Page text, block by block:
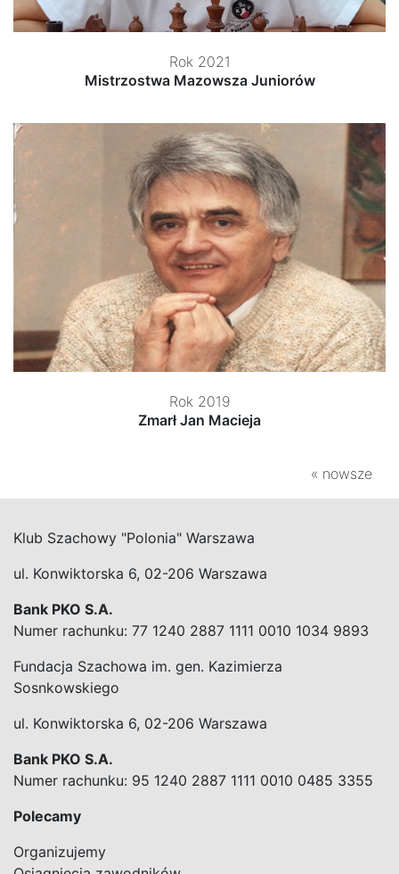
Rok 2021
Mistrzostwa Mazowsza Juniorów
Rok 2019
Zmarł Jan Macieja
« nowsze
Klub Szachowy "Polonia" Warszawa
ul. Konwiktorska 6, 02-206 Warszawa
Bank PKO S.A.
Numer rachunku: 77 1240 2887 1111 0010 1034 9893
Fundacja Szachowa im. gen. Kazimierza
Sosnkowskiego
ul. Konwiktorska 6, 02-206 Warszawa
Bank PKO S.A.
Numer rachunku: 95 1240 2887 1111 0010 0485 3355
Polecamy
Organizujemy